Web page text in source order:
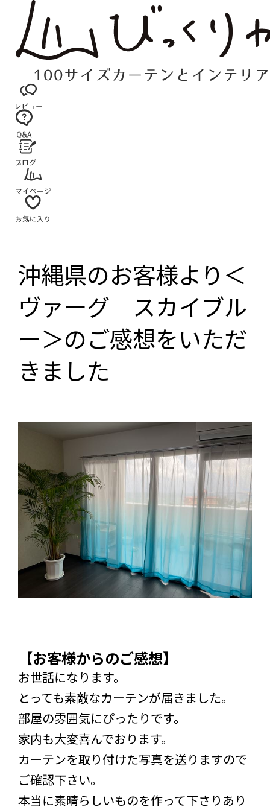
沖縄県のお客様より＜
ヴァーグ スカイブル
ー＞のご感想をいただ
きました
【お客様からのご感想】
お世話になります。
とっても素敵なカーテンが届きました。
部屋の雰囲気にぴったりです。
家内も大変喜んでおります。
カーテンを取り付けた写真を送りますので
ご確認下さい。
本当に素晴らしいものを作って下さりあり